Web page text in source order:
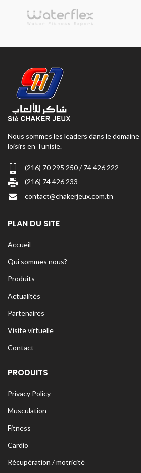
Nous sommes les leaders dans le
loisirs en Tunisie.
(216) 70 295 250 / 74 426 222
(216) 74 426 233
contact@chakerjeux.com.tn
PLAN DU SITE
Accueil
Qui sommes nous?
Produits
Actualités
Partenaires
Visite virtuelle
Contact
PRODUITS
Privacy Policy
Musculation
Fitness
Cardio
Récupération / motricité